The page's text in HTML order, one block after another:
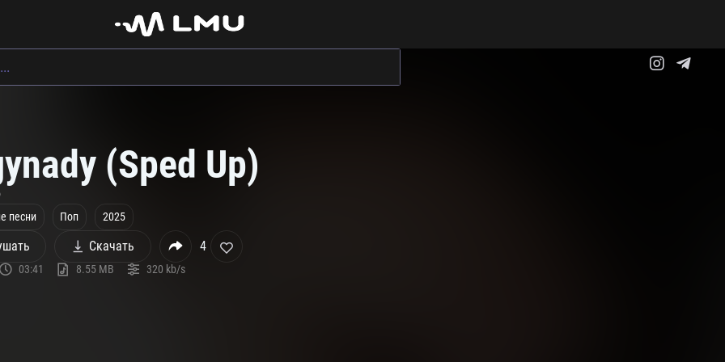
(Sped Up)
песни Поп 2025
Скачать 4
03:41 8.55 MB 320 kb/s